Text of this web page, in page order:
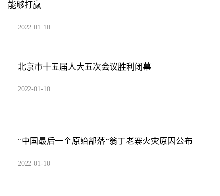
能够打赢
2022-01-10
北京市十五届人大五次会议胜利闭幕
2022-01-10
“中国最后一个原始部落”翁丁老寨火灾原因公布
2022-01-10